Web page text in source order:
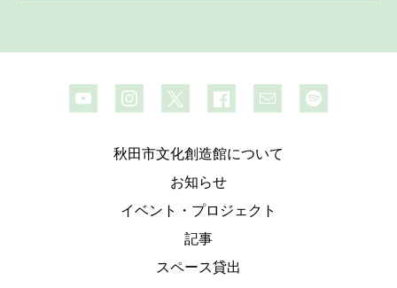
秋田市文化創造館について
お知らせ
イベント・プロジェクト
記事
スペース貸出